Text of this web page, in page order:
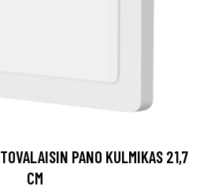
PANO KULMIKAS 21,7
CM